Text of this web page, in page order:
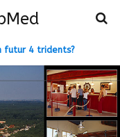
futur 4 tridents?